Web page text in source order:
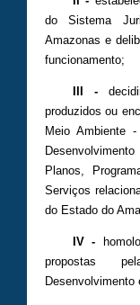
do Sistema
Amazonas e
funcionamento;
III -
produzidos ou
Meio Ambiente
Planos,
Serviços
do Estado do
IV -
propostas